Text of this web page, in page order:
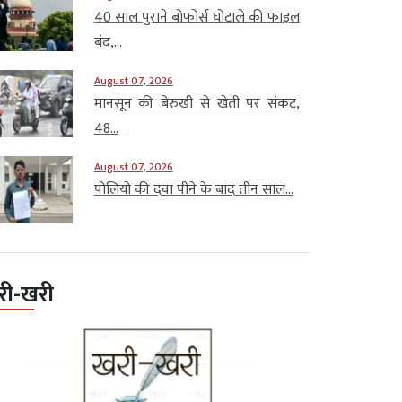
40 साल पुराने बोफोर्स घोटाले की फाइल
बंद,...
August 07, 2026
मानसून की बेरुखी से खेती पर संकट,
48...
August 07, 2026
पोलियो की दवा पीने के बाद तीन साल...
खरी